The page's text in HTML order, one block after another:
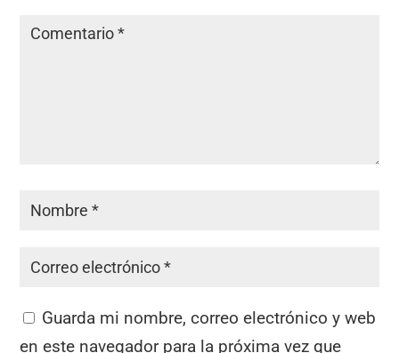
Guarda mi nombre, correo electrónico y web
en este navegador para la próxima vez que